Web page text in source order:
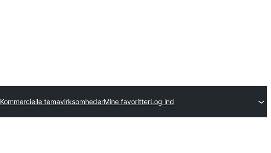
Kommercielle temavirksomhederMine favoritterLog ind